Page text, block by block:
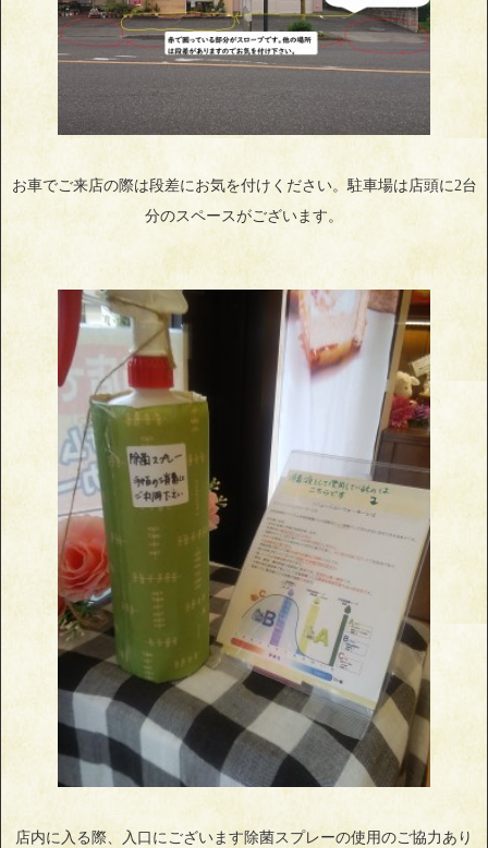
お車でご来店の際は段差にお気を付けください。駐車場は店頭に2台
分のスペースがございます。
店内に入る際、入口にございます除菌スプレーの使用のご協力あり